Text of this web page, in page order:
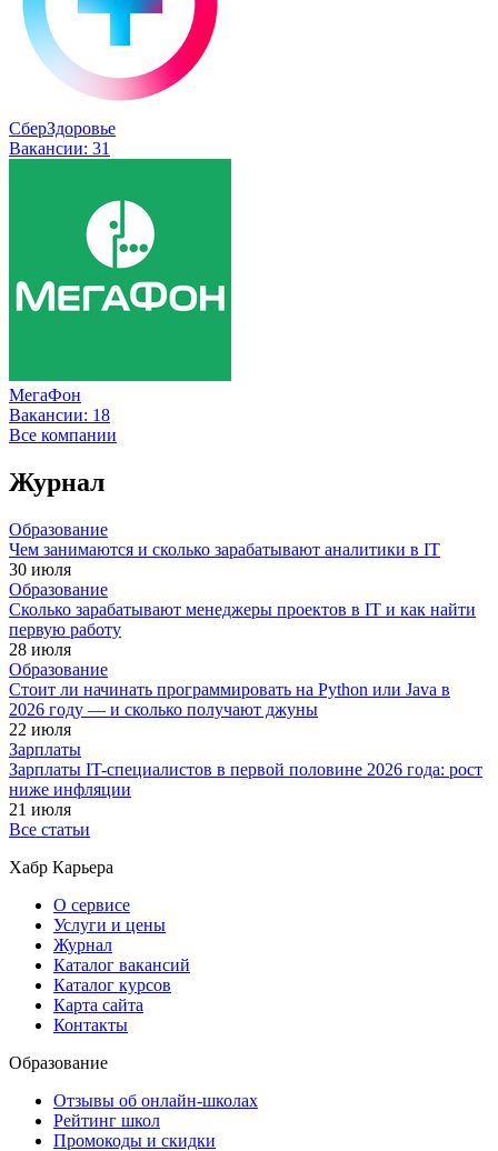
СберЗдоровье
Вакансии: 31
МегаФон
Вакансии: 18
Все компании
Журнал
Образование
Чем занимаются и сколько зарабатывают аналитики в IT
30 июля
Образование
Сколько зарабатывают менеджеры проектов в IT и как найти
первую работу
28 июля
Образование
Стоит ли начинать программировать на Python или Java в
2026 году — и сколько получают джуны
22 июля
Зарплаты
Зарплаты IT-специалистов в первой половине 2026 года: рост
ниже инфляции
21 июля
Все статьи
Хабр Карьера
О сервисе
Услуги и цены
Журнал
Каталог вакансий
Каталог курсов
Карта сайта
Контакты
Образование
Отзывы об онлайн-школах
Рейтинг школ
Промокоды и скидки